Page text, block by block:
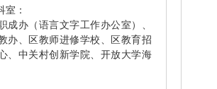
室：
成办（语言文字工作办公室）、
办、区教师进修学校、区教育招
、中关村创新学院、开放大学海